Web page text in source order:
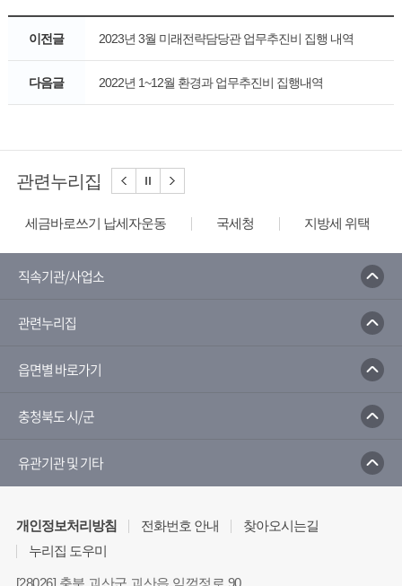
이전글 2023년 3월 미래전략담당관 업무추진비 집행 내역
다음글 2022년 1~12월 환경과 업무추진비 집행내역
관련누리집
세금바로쓰기 납세자운동 국세청 지방세 위택스
직속기관/사업소
관련누리집
읍면별 바로가기
충청북도 시/군
유관기관 및 기타
개인정보처리방침 전화번호 안내
찾아오시는길
누리집 도우미
[28026] 충북 괴산군 괴산읍 임꺽정로 90